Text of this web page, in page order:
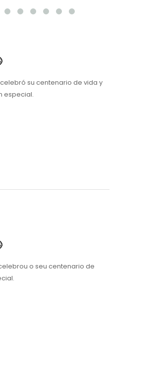
su centenario de vida y
especial.
o seu centenario de